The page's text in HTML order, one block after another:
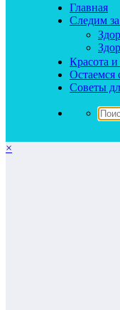
Главная
Следим
Красота и
Остаемся
Советы
×